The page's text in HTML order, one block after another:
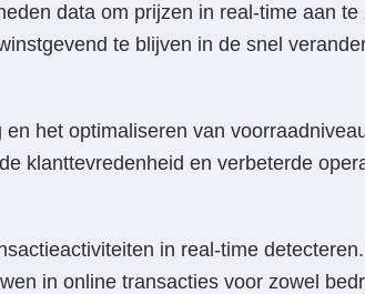
data om prijzen in real-time aan te
te blijven in de snel
het optimaliseren van
klanttevredenheid en verbeterde
in real-time detecteren.
in online transacties voor zowel